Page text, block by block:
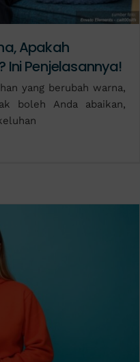
Apakah
Ini Penjelasannya!
yang berubah warna,
boleh Anda abaikan,